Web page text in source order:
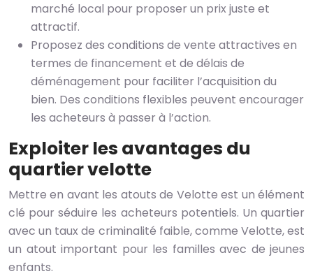
marché local pour proposer un prix juste et
attractif.
Proposez des conditions de vente attractives en
termes de financement et de délais de
déménagement pour faciliter l’acquisition du
bien. Des conditions flexibles peuvent encourager
les acheteurs à passer à l’action.
Exploiter les avantages du
quartier velotte
Mettre en avant les atouts de Velotte est un élément
clé pour séduire les acheteurs potentiels. Un quartier
avec un taux de criminalité faible, comme Velotte, est
un atout important pour les familles avec de jeunes
enfants.